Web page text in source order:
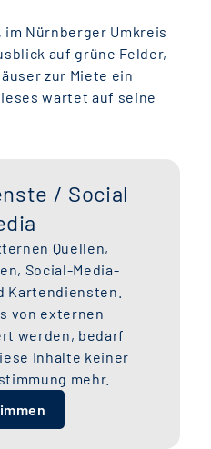
Nürnberger Umkreis
auf grüne Felder,
zur Miete ein
wartet auf seine
/ Social
Quellen,
Social-Media-
Kartendiensten.
von externen
werden, bedarf
Inhalte keiner
mehr.